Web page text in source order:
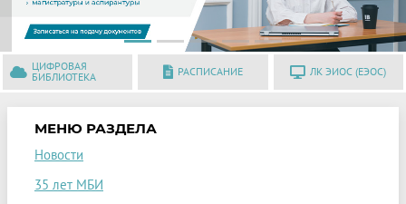
ЦИФРОВАЯ
БИБЛИОТЕКА
РАСПИСАНИЕ ЛК ЭИОС (ЕЭОС)
МЕНЮ РАЗДЕЛА
Новости
35 лет МБИ